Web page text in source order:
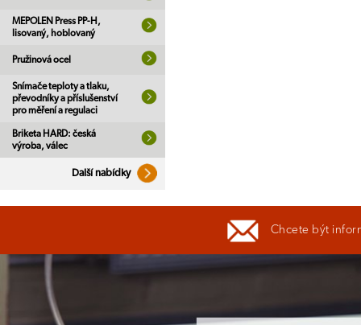
MEPOLEN Press PP-H,
lisovaný, hoblovaný
Pružinová ocel
Snímače teploty a tlaku,
převodníky a příslušenství
pro měření a regulaci
Briketa HARD: česká
výroba, válec
Další nabídky
Chcete být